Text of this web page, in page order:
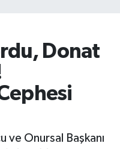
Donat
ve Onursal Başkanı